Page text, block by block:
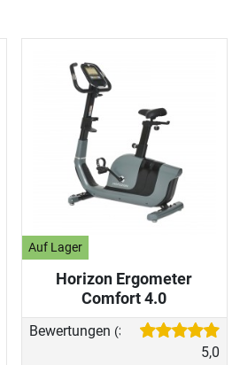
Auf Lager
Horizon Ergometer
Comfort 4.0
Bewertungen (3)
5,0